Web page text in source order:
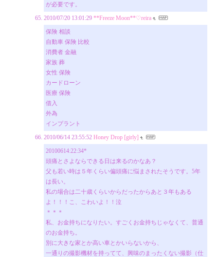
が必要です。
2010/07/20 13:01:29 **Freeze Moon**♡reira
保険 相談
自動車 保険 比較
消費者 金融
家族 葬
女性 保険
カードローン
医療 保険
借入
外為
インプラント
2010/06/14 23:55:52 Honey Drop [girly]
20100614:22:34*
頭痛とさよならできる日は来るのかなあ？
父も若い時は５年くらい偏頭痛に悩まされたそうです。5年
は長い。
私の場合は二十歳くらいからだったからあと３年もある
よ！！！こ、こわいよ！！泣
＊＊＊
私、お金持ちになりたい。すごくお金持ちじゃなくて、普通
のお金持ち。
別に大きな家とか高い車とかいらないから、
一通りの撮影機材を持ってて、興味のまったくない撮影（仕